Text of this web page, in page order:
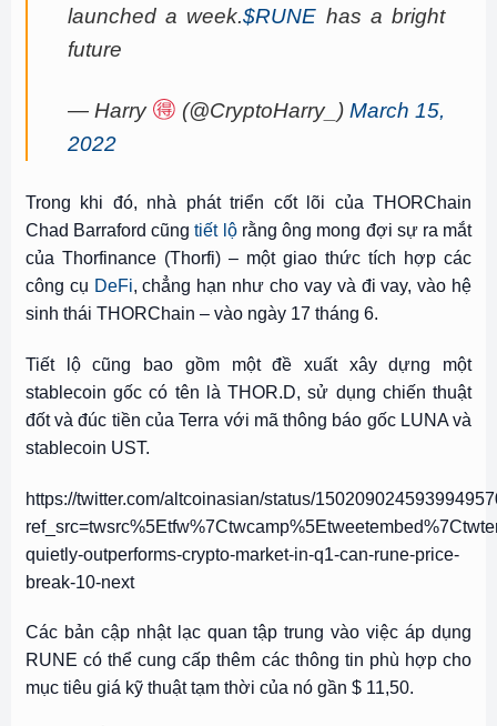
launched a week.$RUNE has a bright
future
— Harry (@CryptoHarry_)March 15,
2022
Trong khi đó, nhà phát triển cốt lõi của THORChain
Chad Barraford cũngtiết lộrằng ông mong đợi sự ra mắt
của Thorfinance (Thorfi) – một giao thức tích hợp các
công cụ DeFi, chẳng hạn như cho vay và đi vay, vào hệ
sinh thái THORChain – vào ngày 17 tháng 6.
Tiết lộ cũng bao gồm một đề xuất xây dựng một
stablecoin gốc có tên là THOR.D, sử dụng chiến thuật
đốt và đúc tiền của Terra với mã thông báo gốc LUNAvà
stablecoin UST.
https://twitter.com/altcoinasian/status/
quietly-outperforms-crypto-market-in-q1-can-rune-price-
break-10-next
Các bản cập nhật lạc quan tập trung vào việc áp dụng
RUNE có thể cung cấp thêm các thông tin phù hợp cho
mục tiêu giá kỹ thuật tạm thời của nó gần $ 11,50.